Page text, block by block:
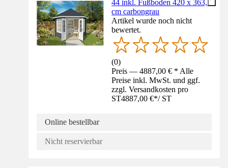
44 inkl. Fußboden 420 x 363,7
cm carbongrau
Artikel wurde noch nicht
bewertet.
(0)
Preis — 4887,00 € * Alle
Preise inkl. MwSt. und ggf.
zzgl. Versandkosten pro
ST4887,00 €*/ ST
Online bestellbar
Nicht reservierbar